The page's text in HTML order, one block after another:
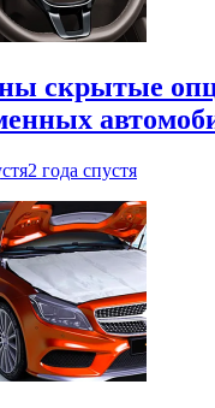
скрытые
2 года спустя